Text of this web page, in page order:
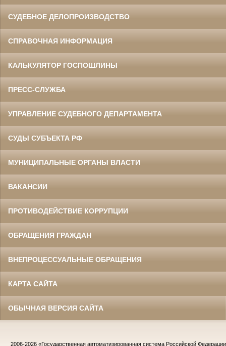
СУДЕБНОЕ ДЕЛОПРОИЗВОДСТВО
СПРАВОЧНАЯ ИНФОРМАЦИЯ
КАЛЬКУЛЯТОР ГОСПОШЛИНЫ
ПРЕСС-СЛУЖБА
УПРАВЛЕНИЕ СУДЕБНОГО ДЕПАРТАМЕНТА
СУДЫ СУБЪЕКТА РФ
МУНИЦИПАЛЬНЫЕ ОРГАНЫ ВЛАСТИ
ВАКАНСИИ
ПРОТИВОДЕЙСТВИЕ КОРРУПЦИИ
ОБРАЩЕНИЯ ГРАЖДАН
ВНЕПРОЦЕССУАЛЬНЫЕ ОБРАЩЕНИЯ
КАРТА САЙТА
ОБЫЧНАЯ ВЕРСИЯ САЙТА
2006-2026 «Государственная автоматизированная система Российской